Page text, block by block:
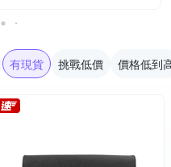
有現貨 挑戰低價 價格低到